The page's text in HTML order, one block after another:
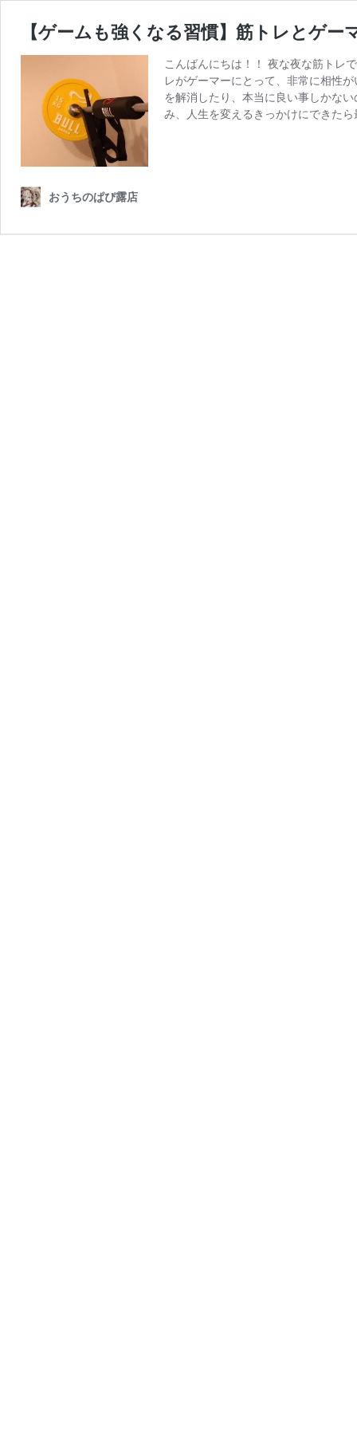
【ゲームも強くなる習慣】筋トレとゲー
こんばんにちは！！ 夜な夜な筋トレ
レがゲーマーにとって、非常に相性
を解消したり、本当に良い事しかな
み、人生を変えるきっかけにできた
おうちのぱぴ露店